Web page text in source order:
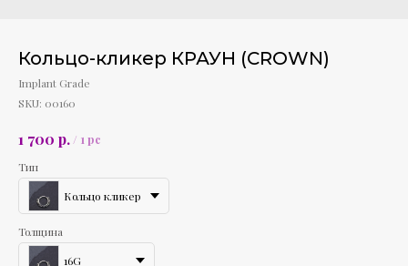
Кольцо-кликер КРАУН (CROWN)
Implant Grade
SKU: 00160
1 700 р. / 1 pc
Тип
Кольцо кликер
Толщина
16G